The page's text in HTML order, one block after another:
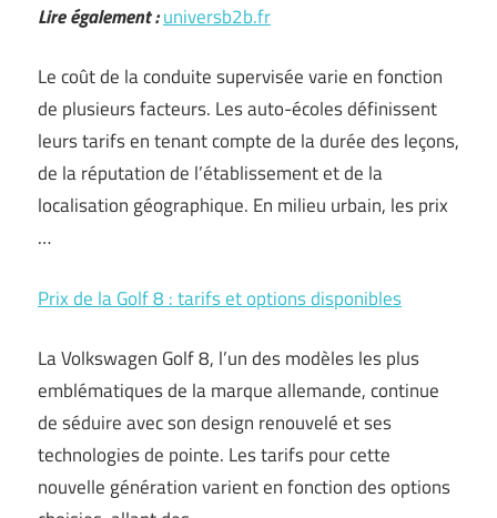
Lire également :universb2b.fr
Le coût de la conduite supervisée varie en fonction
de plusieurs facteurs. Les auto-écoles définissent
leurs tarifs en tenant compte de la durée des leçons,
de la réputation de l’établissement et de la
localisation géographique. En milieu urbain, les prix
…
Prix de la Golf 8 : tarifs et options disponibles
La Volkswagen Golf 8, l’un des modèles les plus
emblématiques de la marque allemande, continue
de séduire avec son design renouvelé et ses
technologies de pointe. Les tarifs pour cette
nouvelle génération varient en fonction des options